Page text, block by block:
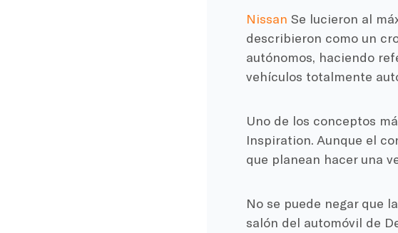
Nissan Se lucieron al
describieron como un
autónomos, haciendo
vehículos totalmente
Uno de los conceptos
Inspiration. Aunque el
que planean hacer una
No se puede negar que
salón del automóvil de